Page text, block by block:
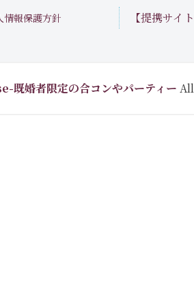
情報保護方針 【提携サイト
既婚者限定の合コンやパーティー